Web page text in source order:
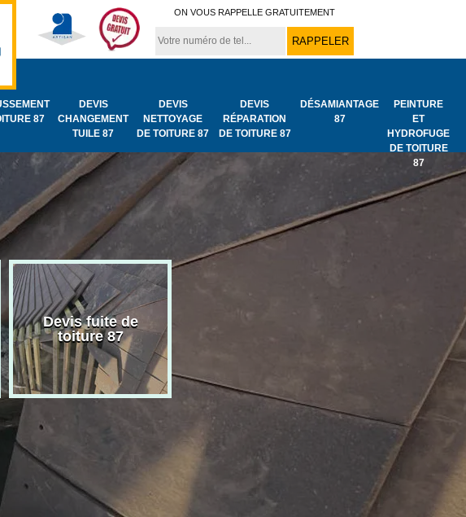
ON VOUS RAPPELLE GRATUITEMENT
87
DEVIS
CHANGEMENT
TUILE 87
DEVIS
NETTOYAGE
DE TOITURE 87
DEVIS
RÉPARATION
DE TOITURE 87
DÉSAMIANTAGE
87
PEINTURE
ET
HYDROFUGE
DE TOITURE
87
Devis fuite de
toiture 87
Urgence
toiture 87